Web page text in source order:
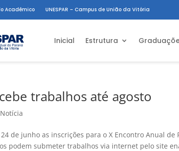
Acadêmico UNESPAR – Campus de União da Vitória
Inicial Estrutura
trabalhos até agosto
Notícia
de junho as inscrições para o X Encontro Anual
podem submeter trabalhos via internet pelo site